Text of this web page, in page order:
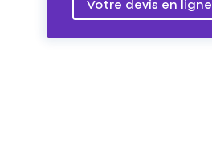
Votre devis en ligne